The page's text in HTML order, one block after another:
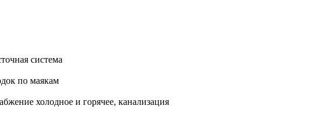
система
по маякам
холодное и горячее, канализация